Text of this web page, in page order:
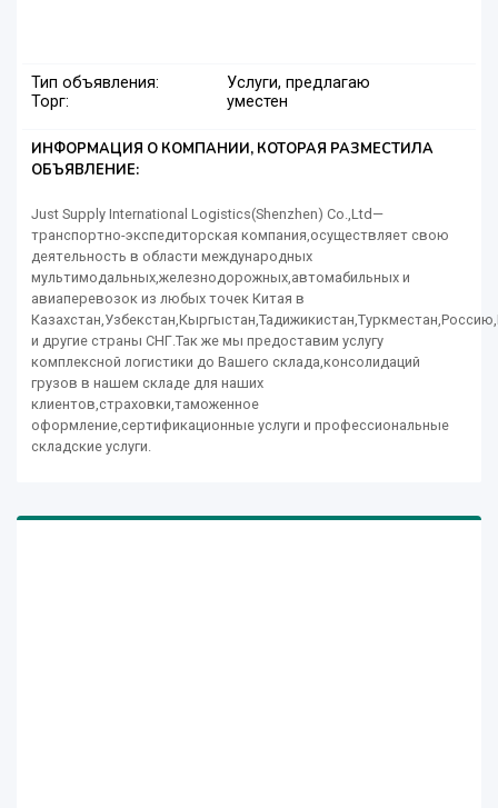
Тип объявления:
Услуги, предлагаю
Торг:
уместен
ИНФОРМАЦИЯ О КОМПАНИИ, КОТОРАЯ РАЗМЕСТИЛА
ОБЪЯВЛЕНИЕ:
Just Supply International Logistics(Shenzhen) Co.,Ltd—
транспортно-экспедиторская компания,осуществляет свою
деятельность в области международных
мультимодальных,железнодорожных,автомабильных и
авиаперевозок из любых точек Китая в
и другие страны СНГ.Так же мы предоставим услугу
комплексной логистики до Вашего склада,консолидаций
грузов в нашем складе для наших
клиентов,страховки,таможенное
оформление,сертификационные услуги и профессиональные
складские услуги.